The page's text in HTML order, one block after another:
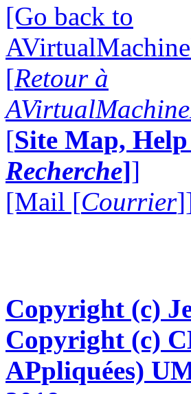
[Go back to
[Retour à
[Site Map,
Recherche]]
[Mail [Courrier
Copyright (c)
Copyright (c)
APpliquées)